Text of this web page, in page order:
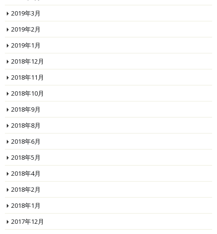
2019年3月
2019年2月
2019年1月
2018年12月
2018年11月
2018年10月
2018年9月
2018年8月
2018年6月
2018年5月
2018年4月
2018年2月
2018年1月
2017年12月